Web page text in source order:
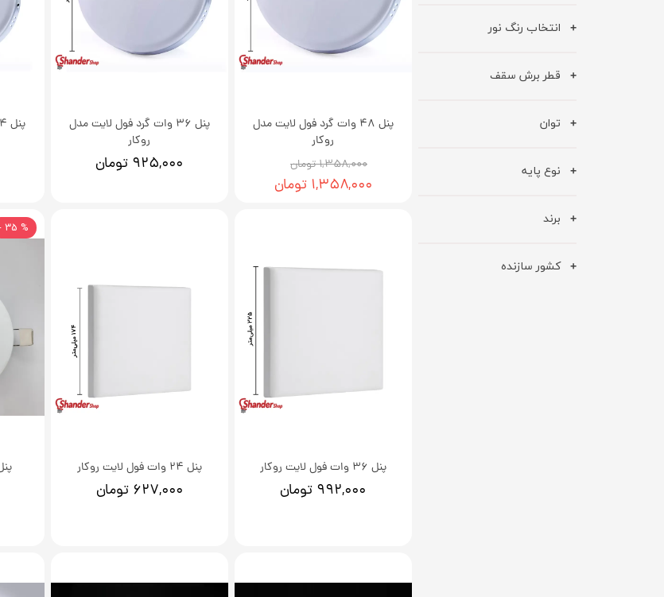
انتخاب رنگ نور
قطر برش سقف
توان
نوع پایه
برند
کشور سازنده
پنل 48 وات گرد فول لایت مدل
روکار
۱,۳۵۸,۰۰۰ تومان
۱,۳۵۸,۰۰۰ تومان
پنل 36 وات گرد فول لایت مدل
روکار
۹۲۵,۰۰۰ تومان
پنل 36 وات فول لایت روکار
۹۹۲,۰۰۰ تومان
پنل 24 وات فول لایت روکار
۶۲۷,۰۰۰ تومان
% 35 -